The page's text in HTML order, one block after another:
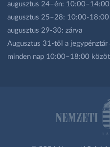
augusztus 24–én: 10:00–14:00
augusztus 25–28: 10:00-18:00
augusztus 29-30: zárva
Augusztus 31-től a
minden nap 10:00–18:00